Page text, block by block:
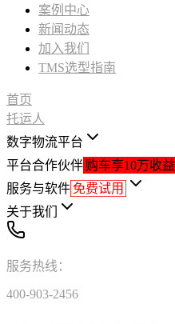
案例中心
新闻动态
加入我们
TMS选型指南
首页
托运人
数字物流平台
平台合作伙伴 购车享10万收益
服务与软件 免费试用
关于我们
服务热线：
400-903-2456